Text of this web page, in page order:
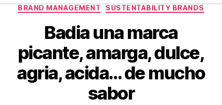
Categorías
BRAND MANAGEMENT SUSTENTABILITY BRANDS
Badia una marca
picante, amarga, dulce,
agria, acida… de mucho
sabor